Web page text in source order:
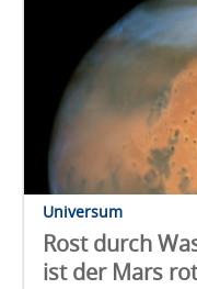
Universum
Rost durch
ist der Mars